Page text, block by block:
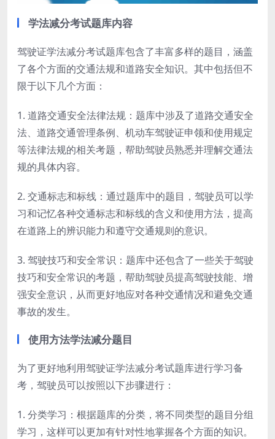
学法减分考试题库内容
驾驶证学法减分考试题库包含了丰富多样的题目，涵盖
了各个方面的交通法规和道路安全知识。其中包括但不
限于以下几个方面：
1. 道路交通安全法律法规：题库中涉及了道路交通安全
法、道路交通管理条例、机动车驾驶证申领和使用规定
等法律法规的相关考题，帮助驾驶员熟悉并理解交通法
规的具体内容。
2. 交通标志和标线：通过题库中的题目，驾驶员可以学
习和记忆各种交通标志和标线的含义和使用方法，提高
在道路上的辨识能力和遵守交通规则的意识。
3. 驾驶技巧和安全常识：题库中还包含了一些关于驾驶
技巧和安全常识的考题，帮助驾驶员提高驾驶技能、增
强安全意识，从而更好地应对各种交通情况和避免交通
事故的发生。
使用方法学法减分题目
为了更好地利用驾驶证学法减分考试题库进行学习备
考，驾驶员可以按照以下步骤进行：
1. 分类学习：根据题库的分类，将不同类型的题目分组
学习，这样可以更加有针对性地掌握各个方面的知识。